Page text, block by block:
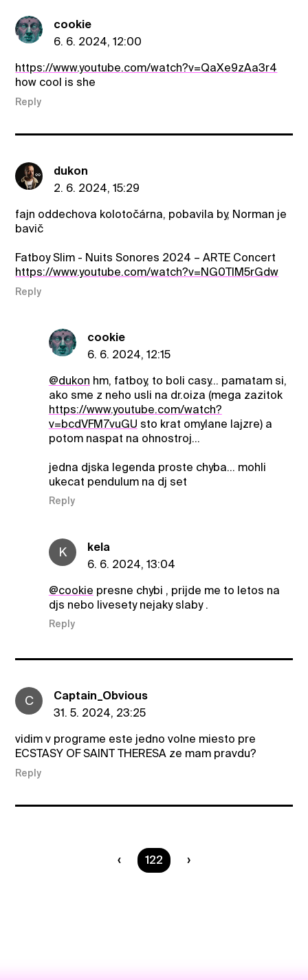
cookie
6. 6. 2024, 12:00
https://www.youtube.com/watch?v=QaXe9zAa3r4
how cool is she
Reply
dukon
2. 6. 2024, 15:29
fajn oddechova kolotočárna, pobavila by, Norman je
bavič
Fatboy Slim - Nuits Sonores 2024 – ARTE Concert
https://www.youtube.com/watch?v=NG0TIM5rGdw
Reply
cookie
6. 6. 2024, 12:15
@dukon hm, fatboy, to boli casy... pamatam si,
ako sme z neho usli na dr.oiza (mega zazitok
https://www.youtube.com/watch?
v=bcdVFM7vuGU sto krat omylane lajzre) a
potom naspat na ohnostroj...
jedna djska legenda proste chyba... mohli
ukecat pendulum na dj set
Reply
K
kela
6. 6. 2024, 13:04
@cookie presne chybi , prijde me to letos na
djs nebo livesety nejaky slaby .
Reply
C
Captain_Obvious
31. 5. 2024, 23:25
vidim v programe este jedno volne miesto pre
ECSTASY OF SAINT THERESA ze mam pravdu?
Reply
You are on page
122